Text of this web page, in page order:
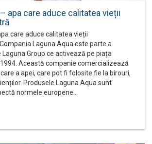
apa care aduce calitatea vieții
care aduce calitatea vieții
Laguna Aqua este parte a
Group ce activează pe piața
Această companie comercializează
a apei, care pot fi folosite fie la birouri,
Produsele Laguna Aqua sunt
normele europene…